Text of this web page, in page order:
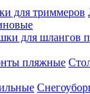
для триммеров
для шлангов
пляжные